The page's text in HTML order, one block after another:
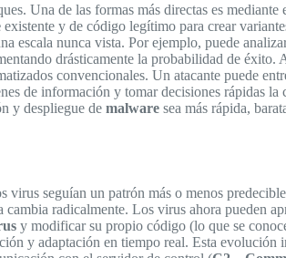
Una de las formas más directas es mediante
existente y de código legítimo para crear
escala nunca vista. Por ejemplo, puede
drásticamente la probabilidad de éxito.
convencionales. Un atacante puede
de información y tomar decisiones rápidas la
y despliegue de malware sea más rápida,
seguían un patrón más o menos
cambia radicalmente. Los virus ahora pueden
y modificar su propio código (lo que se
y adaptación en tiempo real. Esta evolución